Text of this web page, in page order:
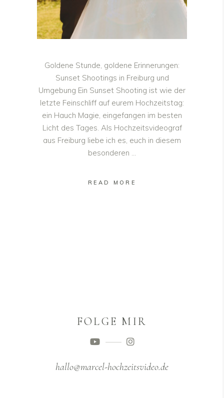
Goldene Stunde, goldene Erinnerungen:
Sunset Shootings in Freiburg und
Umgebung Ein Sunset Shooting ist wie der
letzte Feinschliff auf eurem Hochzeitstag:
ein Hauch Magie, eingefangen im besten
Licht des Tages. Als Hochzeitsvideograf
aus Freiburg liebe ich es, euch in diesem
besonderen
READ MORE
FOLGE MIR
hallo@marcel-hochzeitsvideo.de